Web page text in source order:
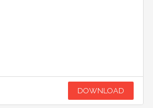
DOWNLOAD